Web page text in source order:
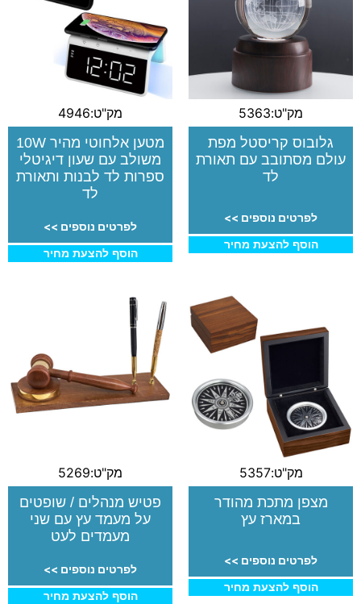
מק"ט:5363
גלובוס קריסטל מפת
עולם מסתובב עם תאורת
לד
לפרטים נוספים >>
הוסף להצעת מחיר
מק"ט:4946
מטען אלחוטי מהיר 10W
משולב עם שעון דיגיטלי
ספרות לד לבנות ותאורת
לד
לפרטים נוספים >>
הוסף להצעת מחיר
מק"ט:5357
מצפן מתכת מהודר
במארז עץ
לפרטים נוספים >>
הוסף להצעת מחיר
מק"ט:5269
פטיש מנהלים / שופטים
על מעמד עץ עם שני
מעמדים לעט
לפרטים נוספים >>
הוסף להצעת מחיר